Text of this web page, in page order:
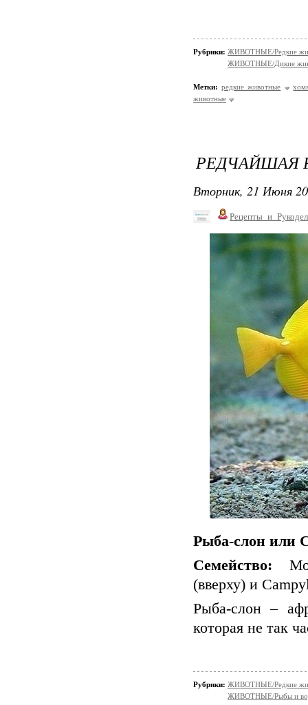
Рубрики: ЖИВОТНЫЕ/Редкие
ЖИВОТНЫЕ/Дикие
Метки: редкие животные
животные
РЕДЧАЙШАЯ
Вторник, 21 Июня
Рыба-слон или
Семейство:
(вверху) и
Рыба-слон –
которая не так
Рубрики: ЖИВОТНЫЕ/Редкие
ЖИВОТНЫЕ/Рыбы и